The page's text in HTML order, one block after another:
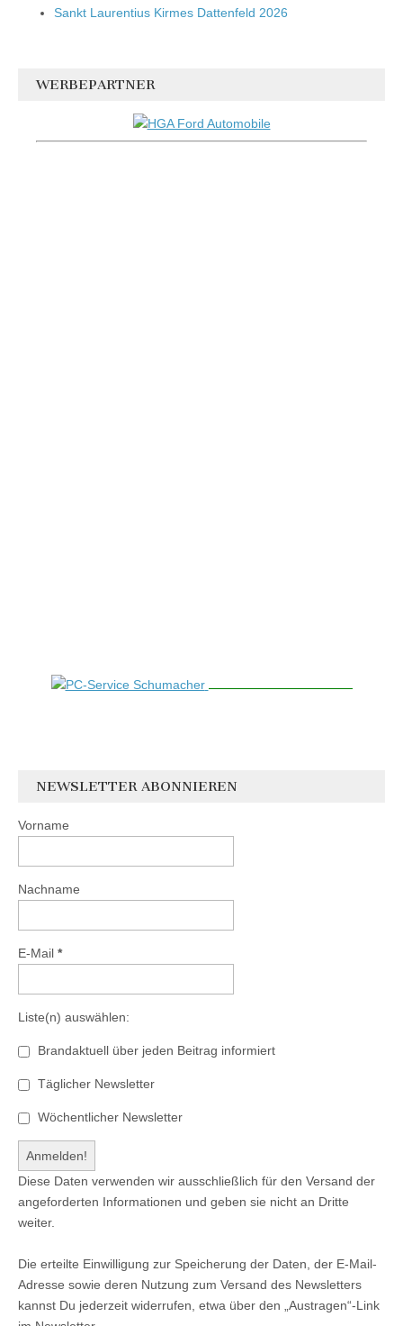
Sankt Laurentius Kirmes Dattenfeld 2026
WERBEPARTNER
NEWSLETTER ABONNIEREN
Vorname
Nachname
E-Mail *
Liste(n) auswählen:
Brandaktuell über jeden Beitrag informiert
Täglicher Newsletter
Wöchentlicher Newsletter
Diese Daten verwenden wir ausschließlich für den Versand der
angeforderten Informationen und geben sie nicht an Dritte
weiter.
Die erteilte Einwilligung zur Speicherung der Daten, der E-Mail-
Adresse sowie deren Nutzung zum Versand des Newsletters
kannst Du jederzeit widerrufen, etwa über den „Austragen“-Link